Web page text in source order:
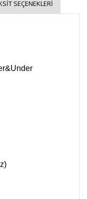
SEÇENEKLERI